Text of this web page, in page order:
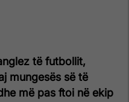
të futbollit,
mungesës së të
më pas ftoi në ekip